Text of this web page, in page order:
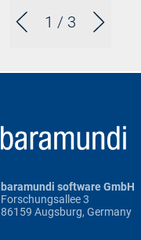
1 / 3
baramundi software GmbH
Forschungsallee 3
86159 Augsburg, Germany